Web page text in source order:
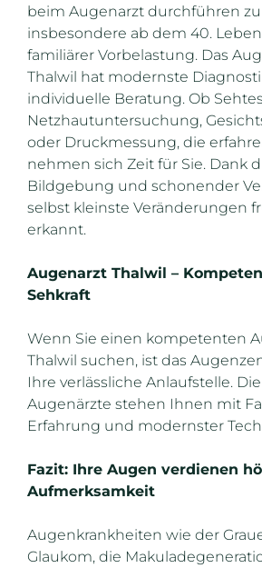
beim Augenarzt durchführen zu
insbesondere ab dem 40.
familiärer Vorbelastung. Das
Thalwil hat modernste
individuelle Beratung. Ob
Netzhautuntersuchung,
oder Druckmessung, die
nehmen sich Zeit für Sie. Dank
Bildgebung und schonender
selbst kleinste Veränderungen
erkannt.
Augenarzt Thalwil –
Sehkraft
Wenn Sie einen kompetenten
Thalwil suchen, ist das
Ihre verlässliche Anlaufstelle.
Augenärzte stehen Ihnen mit
Erfahrung und modernster
Fazit: Ihre Augen verdienen
Aufmerksamkeit
Augenkrankheiten wie der
Glaukom, die